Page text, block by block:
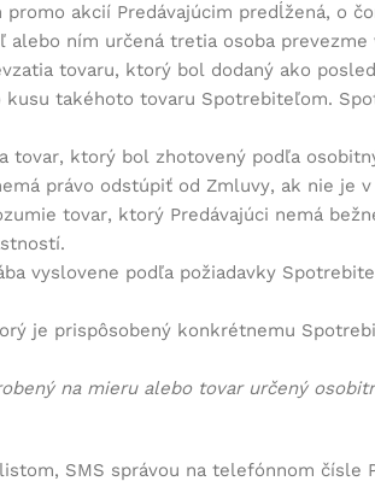
akcií Predávajúcim predĺžená, o
ním určená tretia osoba prevezme
tovaru, ktorý bol dodaný ako
takéhoto tovaru Spotrebiteľom.
tovar, ktorý bol zhotovený podľa
právo odstúpiť od Zmluvy, ak nie je
tovar, ktorý Predávajúci nemá
vyslovene podľa požiadavky
je prispôsobený konkrétnemu
na mieru alebo tovar určený
SMS správou na telefónnom čísle